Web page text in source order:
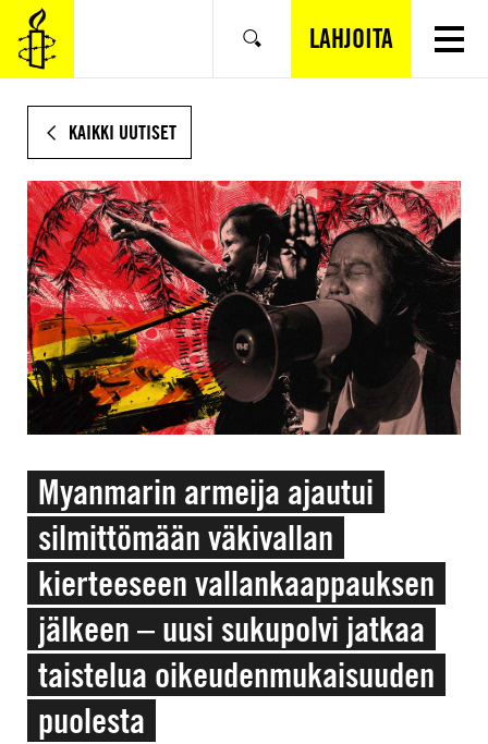
SIIRRY
VARSINAISEEN
SISÄLTÖÖN
Hae LAHJOITA
KAIKKI UUTISET
Myanmarin armeija ajautui
silmittömään väkivallan
kierteeseen vallan­kaappauksen
jälkeen – uusi sukupolvi jatkaa
taistelua oikeuden­mukaisuuden
puolesta